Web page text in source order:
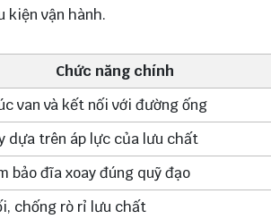
kiện vận hành.
Chức năng chính
van và kết nối với đường ống
dựa trên áp lực của lưu chất
bảo đĩa xoay đúng quỹ đạo
chống rò rỉ lưu chất